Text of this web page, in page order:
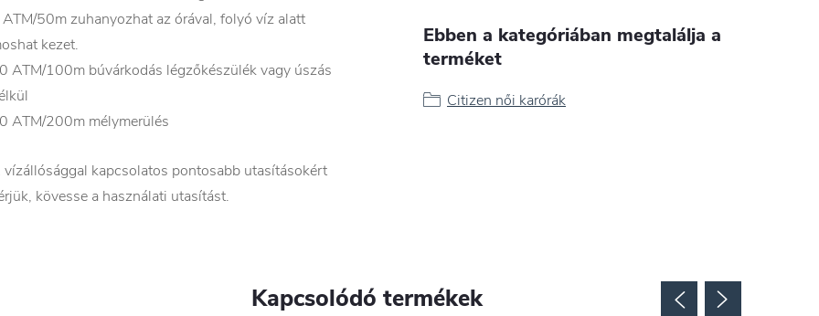
50m zuhanyozhat az órával, folyó víz alatt
kezet.
ATM/100m búvárkodás légzőkészülék vagy úszás
ATM/200m mélymerülés
vízállósággal kapcsolatos pontosabb utasításokért
kövesse a használati utasítást.
Ebben a kategóriában megtalálja a
terméket
Citizen női karórák
Kapcsolódó termékek